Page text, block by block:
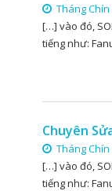
Tháng Chín
[…] vào đó,
tiếng như:
Chuyên
Tháng Chín
[…] vào đó,
tiếng như: